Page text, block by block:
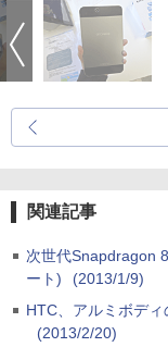
関連記事
次世代Snapdragon
ート)
(2013/1/9)
HTC、アルミボディ
(2013/2/20)